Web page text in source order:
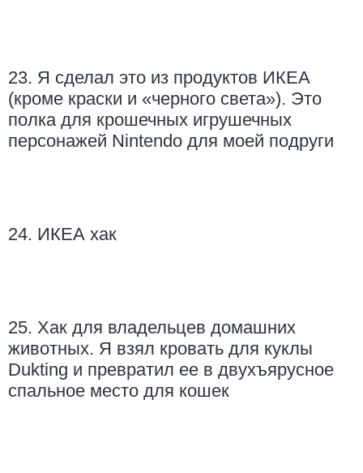
23. Я сделал это из продуктов ИКЕА
(кроме краски и «черного света»). Это
полка для крошечных игрушечных
персонажей Nintendo для моей подруги
24. ИКЕА хак
25. Хак для владельцев домашних
животных. Я взял кровать для куклы
Dukting и превратил ее в двухъярусное
спальное место для кошек